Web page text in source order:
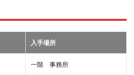
入手場所
一階 事務所